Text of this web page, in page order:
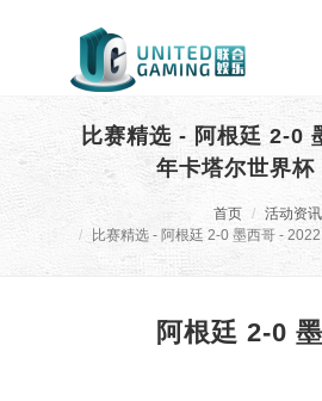
比赛精选 - 阿根廷 2-0
年卡塔尔世界杯
首页
活动资讯
比赛精选 - 阿根廷 2-0 墨西哥 -
阿根廷 2-0